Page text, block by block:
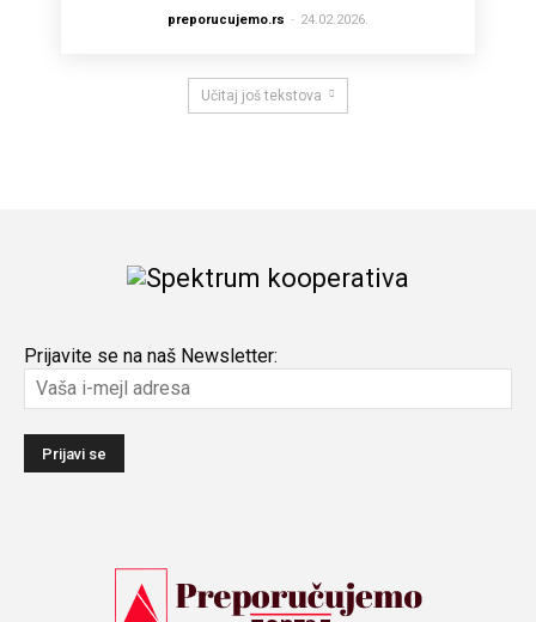
preporucujemo.rs - 24.02.2026.
Učitaj još tekstova
Prijavite se na naš Newsletter: